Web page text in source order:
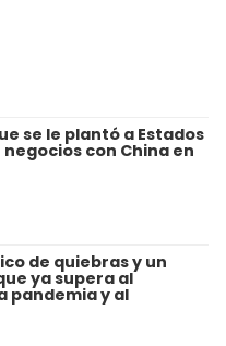
se le plantó a Estados
negocios con China en
de quiebras y un
ya supera al
pandemia y al